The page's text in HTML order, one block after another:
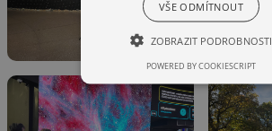
VŠE ODMÍTNOUT
ZOBRAZIT PODROBNOSTI
POWERED BY COOKIESCRIPT